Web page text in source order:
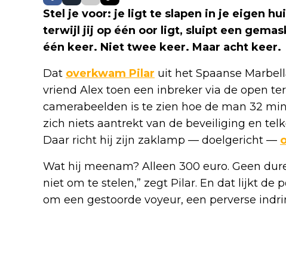
Stel je voor: je ligt te slapen in je eigen
terwijl jij op één oor ligt, sluipt een
één keer. Niet twee keer. Maar acht keer.
Dat overkwam Pilar uit het Spaanse
vriend Alex toen een inbreker via de open
camerabeelden is te zien hoe de man 32
zich niets aantrekt van de beveiliging en
Daar richt hij zijn zaklamp — doelgericht —
Wat hij meenam? Alleen 300 euro. Geen
niet om te stelen,” zegt Pilar. En dat lijkt de
om een gestoorde voyeur, een perverse